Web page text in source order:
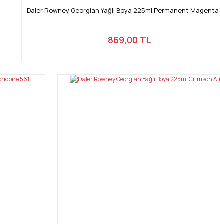
Daler Rowney Georgian Yağlı Boya 225ml Permanent
869,00 TL